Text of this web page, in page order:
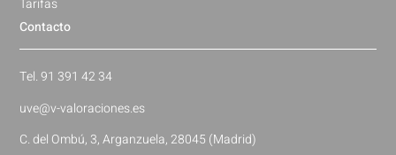
Contacto
Tel. 91 391 42 34
uve@v-valoraciones.es
C. del Ombú, 3, Arganzuela, 28045 (Madrid)
Tarifas